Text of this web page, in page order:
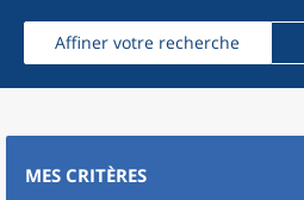
Affiner votre recherche
MES CRITÈRES